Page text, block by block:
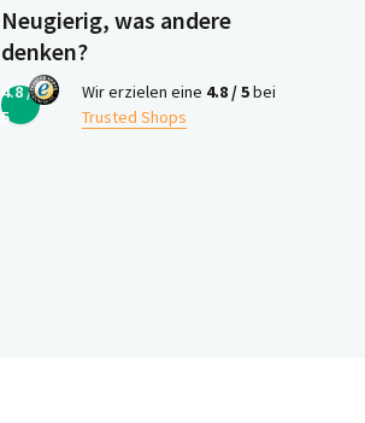
Neugierig, was andere
denken?
4.8 /
5
Wir erzielen eine 4.8 / 5bei
Trusted Shops